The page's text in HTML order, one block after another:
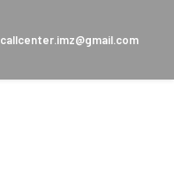
callcenter.imz@gmail.com